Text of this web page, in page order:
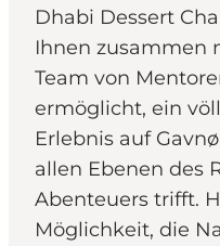
Dhabi Dessert
Ihnen zusammen
Team von
ermöglicht, ein
Erlebnis auf
allen Ebenen des
Abenteuers trifft.
Möglichkeit, die